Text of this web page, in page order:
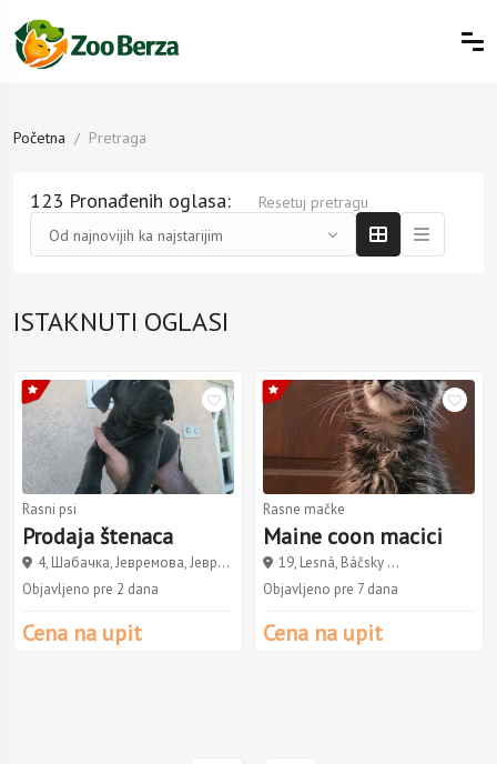
Početna Pretraga
123 Pronađenih oglasa:
Resetuj pretragu
Od najnovijih ka najstarijim
ISTAKNUTI OGLASI
Rasni psi
Prodaja štenaca
4, Шабачка, Јевремова, Јевр...
Objavljeno pre 2 dana
Cena na upit
Rasne mačke
Maine coon macici
19, Lesná, Báčsky ...
Objavljeno pre 7 dana
Cena na upit